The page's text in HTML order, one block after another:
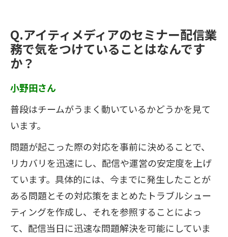
Q.アイティメディアのセミナー配信業
務で気をつけていることはなんです
か？
小野田さん
普段はチームがうまく動いているかどうかを見て
います。
問題が起こった際の対応を事前に決めることで、
リカバリを迅速にし、配信や運営の安定度を上げ
ています。具体的には、今までに発生したことが
ある問題とその対応策をまとめたトラブルシュー
ティングを作成し、それを参照することによっ
て、配信当日に迅速な問題解決を可能にしていま